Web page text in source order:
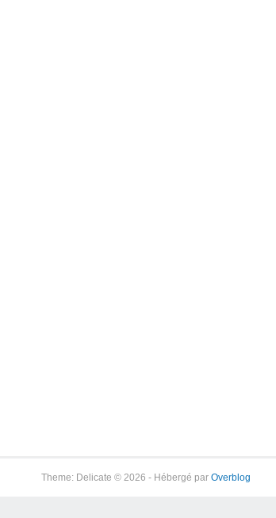
Theme: Delicate © 2026 - Hébergé par Overblog